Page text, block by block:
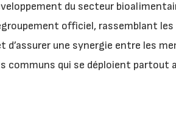
du secteur
officiel, rassemblant
une synergie entre les
communs qui se déploient partout